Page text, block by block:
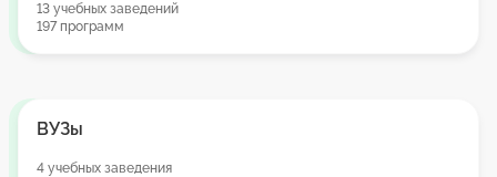
13 учебных заведений
197 программ
ВУЗы
4 учебных заведения